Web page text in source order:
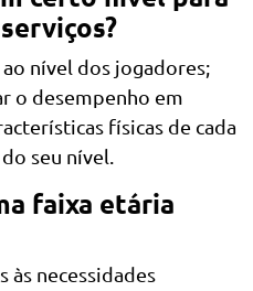
nível dos jogadores;
o desempenho em
físicas de cada
seu nível.
faixa etária
às necessidades